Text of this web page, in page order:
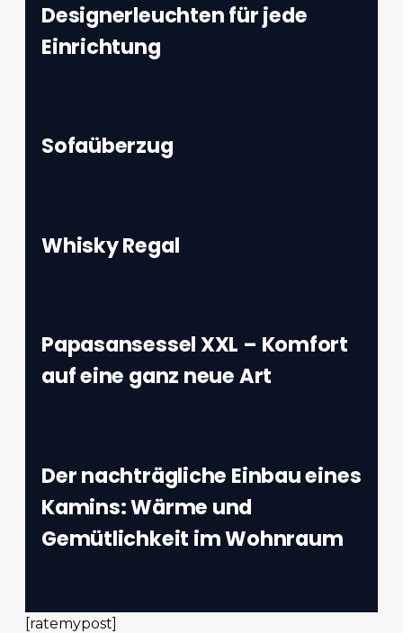
Designerleuchten für jede
Einrichtung
Sofaüberzug
Whisky Regal
Papasansessel XXL – Komfort
auf eine ganz neue Art
Der nachträgliche Einbau eines
Kamins: Wärme und
Gemütlichkeit im Wohnraum
[ratemypost]